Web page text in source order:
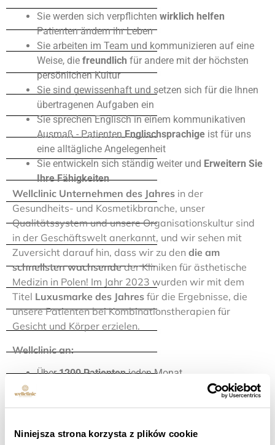
Niniejsza strona korzysta z plików cookie
Sie werden sich verpflichten wirklich helfen
Patienten ändern ihr Leben
Sie arbeiten im Team und kommunizieren auf eine
Weise, die freundlich für andere mit der höchsten
persönlichen Kultur
Sie sind gewissenhaft und setzen sich für die Ihnen
übertragenen Aufgaben ein
Sie sprechen Englisch in einem kommunikativen
Ausmaß - PatientenEnglischsprachige ist für uns
eine alltägliche Angelegenheit
Sie entwickeln sich ständig weiter und Erweitern Sie
Ihre Fähigkeiten
Wellclinic Unternehmen des Jahres in der
Gesundheits- und Kosmetikbranche, unser
Qualitätssystem und unsere Organisationskultur sind
in der Geschäftswelt anerkannt, und wir sehen mit
Zuversicht darauf hin, dass wir zu den die am
schnellsten wachsendeder Kliniken für ästhetische
Medizin in Polen! Im Jahr 2023 wurden wir mit dem
Titel Luxusmarke des Jahres für die Ergebnisse, die
unsere Patienten bei Kombinationstherapien für
Gesicht und Körper erzielen.
Wellclinic an:
Über1200 Patientenjeden Monat,
ein Team von leidenschaftlichen
Warschaus entferntWarschau HUB-Komplex und